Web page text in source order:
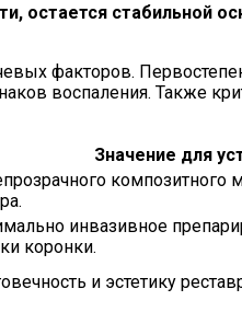
остается стабильной
факторов.
воспаления. Также
Значение для
инвазивное
коронки.
и эстетику